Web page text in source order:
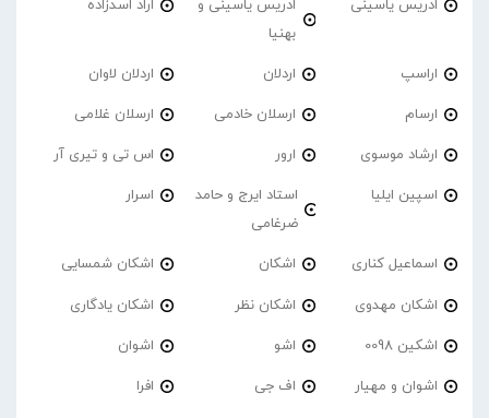
ادریس یاسینی
ادریس یاسینی و
بهنیا
اراد اسدزاده
اراسپ اردلان اردلان لاوان
ارسام ارسلان خادمی ارسلان غلامی
ارشاد موسوی ارور اس تی و تیری آر
اسپین ایلیا
استاد ایرج و حامد
ضرغامی
اسرار
اسماعیل کناری اشکان اشکان شمسایی
اشکان مهدوی اشکان نظر اشکان یادگاری
اشکین 0098 اشو اشوان
اشوان و مهیار اف جی افرا